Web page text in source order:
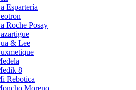
Espartería
Roche Posay
& Lee
8
Rebotica
Moreno